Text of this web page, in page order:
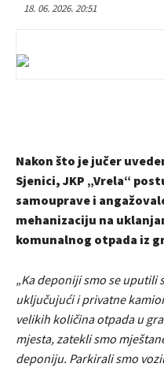
18. 06. 2026. 20:51
Nakon što je jučer
Sjenici, JKP „Vrela“
samouprave i
mehanizaciju na
komunalnog otpada iz
„Ka deponiji smo se uputili
uključujući i privatne
velikih količina otpada u
mjesta, zatekli smo
deponiju. Parkirali smo